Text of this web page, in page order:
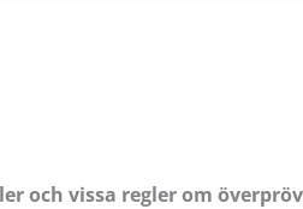
och vissa regler om